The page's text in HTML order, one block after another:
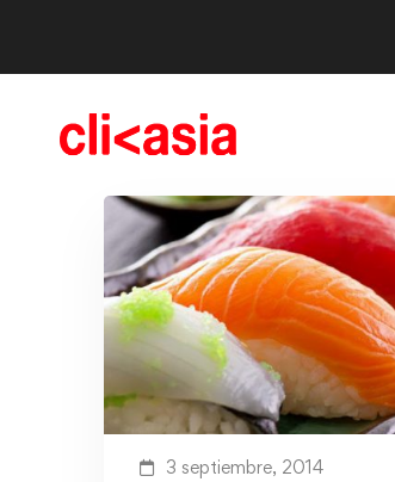
3 septiembre, 2014